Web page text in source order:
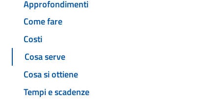
Approfondimenti
Come fare
Costi
Cosa serve
Cosa si ottiene
Tempi e scadenze